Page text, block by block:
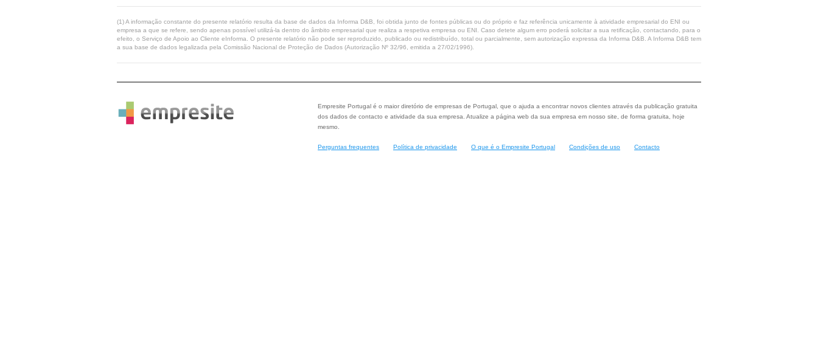
(1) A informação constante do presente relatório resulta da base de dados da Informa D&B, foi obtida junto de fontes públicas ou do próprio e faz referência unicamente à atividade empresarial do ENI ou
empresa a que se refere, sendo apenas possível utilizá-la dentro do âmbito empresarial que realiza a respetiva empresa ou ENI. Caso detete algum erro poderá solicitar a sua retificação, contactando, para o
efeito, o Serviço de Apoio ao Cliente eInforma. O presente relatório não pode ser reproduzido, publicado ou redistribuído, total ou parcialmente, sem autorização expressa da Informa D&B. A Informa D&B tem
a sua base de dados legalizada pela Comissão Nacional de Proteção de Dados (Autorização Nº 32/96, emitida a 27/02/1996).
Empresite Portugal é o maior diretório de empresas de Portugal, que o ajuda a encontrar novos clientes através da publicação gratuita
dos dados de contacto e atividade da sua empresa. Atualize a página web da sua empresa em nosso site, de forma gratuita, hoje
mesmo.
Perguntas frequentes Política de privacidade O que é o Empresite Portugal Condições de uso Contacto